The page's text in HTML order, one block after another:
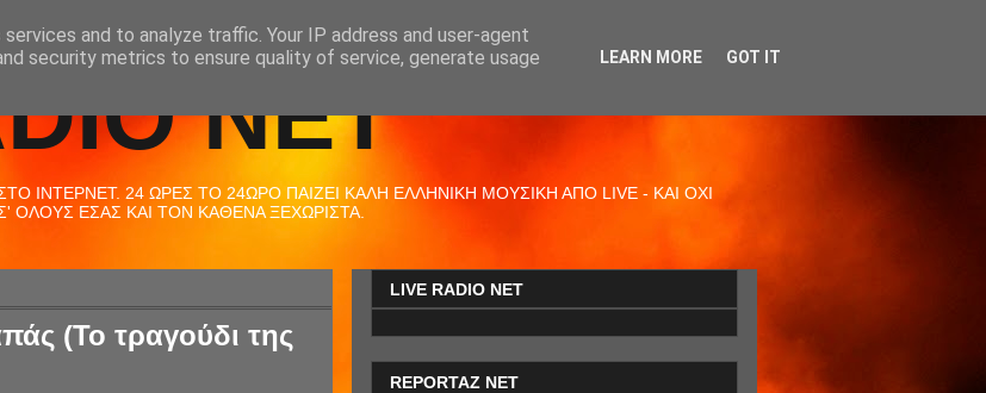
NET
ΙΝΤΕΡΝΕΤ. 24 ΩΡΕΣ ΤΟ 24ΩΡΟ ΠΑΙΖΕΙ ΚΑΛΗ ΕΛΛΗΝΙΚΗ ΜΟΥΣΙΚΗ ΑΠΟ LIVE - ΚΑΙ ΟΧΙ
ΕΣΑΣ ΚΑΙ ΤΟΝ ΚΑΘΕΝΑ ΞΕΧΩΡΙΣΤΑ.
(Το τραγούδι της
LIVE RADIO NET
REPORTAZ NET
and to analyze traffic. Your IP address and user-agent
security metrics to ensure quality of service, generate usage
LEARN MORE GOT IT